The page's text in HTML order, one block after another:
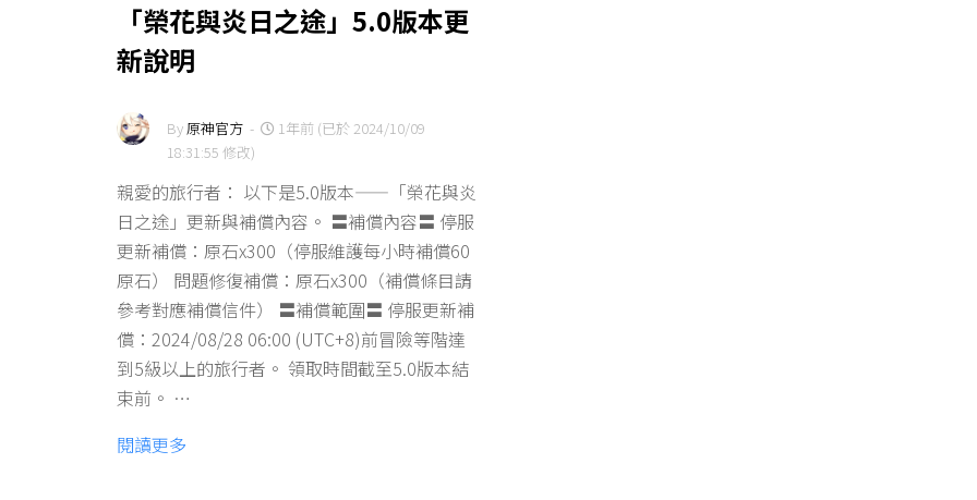
「榮花與炎日之途」5.0版本更
新說明
By原神官方 -
1年前 (已於 2024/10/09
18:31:55 修改)
親愛的旅行者： 以下是5.0版本——「榮花與炎
日之途」更新與補償內容。 〓補償內容〓 停服
更新補償：原石x300（停服維護每小時補償60
原石） 問題修復補償：原石x300（補償條目請
參考對應補償信件） 〓補償範圍〓 停服更新補
償：2024/08/28 06:00 (UTC+8)前冒險等階達
到5級以上的旅行者。 領取時間截至5.0版本結
束前。 …
閱讀更多